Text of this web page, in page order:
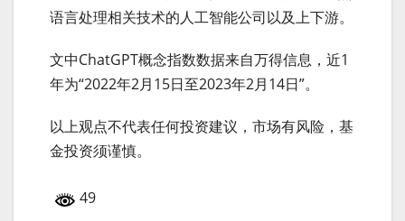
语言处理相关技术的人工智能公司以及上下游。
文中ChatGPT概念指数数据来自万得信息，近1
年为“2022年2月15日至2023年2月14日”。
以上观点不代表任何投资建议，市场有风险，基
金投资须谨慎。
49